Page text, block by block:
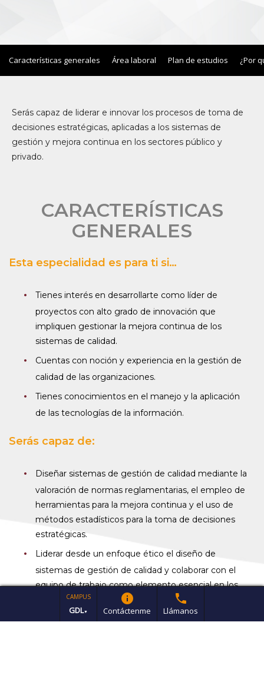
CAMPUS
GDL▼
info
Contáctenme
phone
Llámanos
Características generales Área laboral Plan de estudios ¿Por
Serás capaz de liderar e innovar los procesos de toma de
decisiones estratégicas, aplicadas a los sistemas de
gestión y mejora continua en los sectores público y
privado.
CARACTERÍSTICAS
GENERALES
Esta especialidad es para ti si…
Tienes interés en desarrollarte como líder de
proyectos con alto grado de innovación que
impliquen gestionar la mejora continua de los
sistemas de calidad.
Cuentas con noción y experiencia en la gestión de
calidad de las organizaciones.
Tienes conocimientos en el manejo y la aplicación
de las tecnologías de la información.
Serás capaz de:
Diseñar sistemas de gestión de calidad mediante la
valoración de normas reglamentarias, el empleo de
herramientas para la mejora continua y el uso de
métodos estadísticos para la toma de decisiones
estratégicas.
Liderar desde un enfoque ético el diseño de
sistemas de gestión de calidad y colaborar con el
equipo de trabajo como elemento esencial en los
procesos de gestión de la empresa o institución.
Generar proyectos innovadores de investigación en